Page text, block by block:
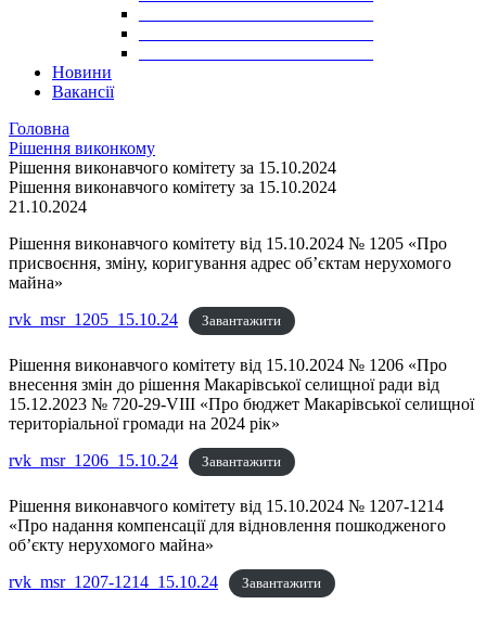
Новини
Вакансії
Головна
Рішення виконкому
Рішення виконавчого комітету за 15.10.2024
Рішення виконавчого комітету за 15.10.2024
21.10.2024
Рішення виконавчого комітету від 15.10.2024 № 1205 «Про
присвоєння, зміну, коригування адрес об’єктам нерухомого
майна»
rvk_msr_1205_15.10.24
Завантажити
Рішення виконавчого комітету від 15.10.2024 № 1206 «Про
внесення змін до рішення Макарівської селищної ради від
15.12.2023 № 720-29-VІII «Про бюджет Макарівської селищної
територіальної громади на 2024 рік»
rvk_msr_1206_15.10.24
Завантажити
Рішення виконавчого комітету від 15.10.2024 № 1207-1214
«Про надання компенсації для відновлення пошкодженого
об’єкту нерухомого майна»
rvk_msr_1207-1214_15.10.24
Завантажити